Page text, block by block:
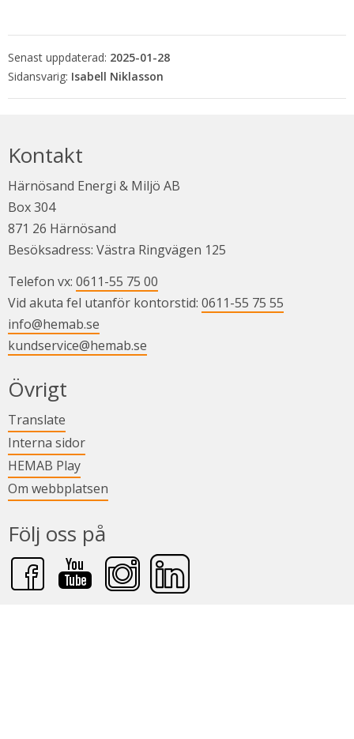
Senast uppdaterad: 2025-01-28
Isabell Niklasson
Kontakt
Härnösand Energi & Miljö AB
Box 304
871 26 Härnösand
Besöksadress: Västra Ringvägen 125
Telefon vx: 0611-55 75 00
Vid akuta fel utanför kontorstid: 0611-55 75 55
info@hemab.se
kundservice@hemab.se
Övrigt
Translate
Interna sidorLänk till annan webbplats.
HEMAB PlayLänk till annan webbplats.
Om webbplatsen
Följ oss på